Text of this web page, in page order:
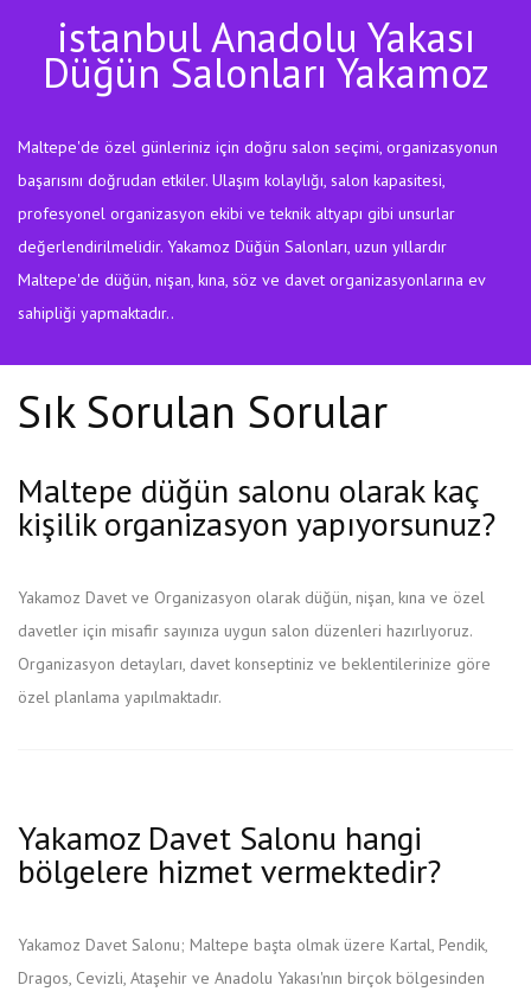
istanbul Anadolu Yakası
Düğün Salonları Yakamoz
Maltepe'de özel günleriniz için doğru salon seçimi, organizasyonun
başarısını doğrudan etkiler. Ulaşım kolaylığı, salon kapasitesi,
profesyonel organizasyon ekibi ve teknik altyapı gibi unsurlar
değerlendirilmelidir. Yakamoz Düğün Salonları, uzun yıllardır
Maltepe'de düğün, nişan, kına, söz ve davet organizasyonlarına ev
sahipliği yapmaktadır..
Sık Sorulan Sorular
Maltepe düğün salonu olarak kaç
kişilik organizasyon yapıyorsunuz?
Yakamoz Davet ve Organizasyon olarak düğün, nişan, kına ve özel
davetler için misafir sayınıza uygun salon düzenleri hazırlıyoruz.
Organizasyon detayları, davet konseptiniz ve beklentilerinize göre
özel planlama yapılmaktadır.
Yakamoz Davet Salonu hangi
bölgelere hizmet vermektedir?
Yakamoz Davet Salonu; Maltepe başta olmak üzere Kartal, Pendik,
Dragos, Cevizli, Ataşehir ve Anadolu Yakası'nın birçok bölgesinden